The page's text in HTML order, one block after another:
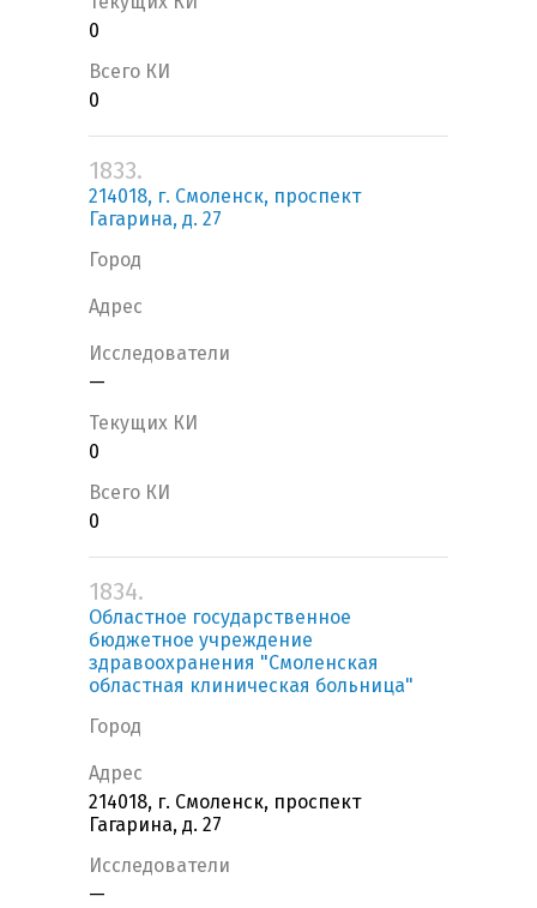
0
Всего КИ
0
1833.
214018, г. Смоленск, проспект
Гагарина, д. 27
Город
Адрес
Исследователи
—
Текущих КИ
0
Всего КИ
0
1834.
Областное государственное
бюджетное учреждение
здравоохранения "Смоленская
областная клиническая больница"
Город
Адрес
214018, г. Смоленск, проспект
Гагарина, д. 27
Исследователи
—